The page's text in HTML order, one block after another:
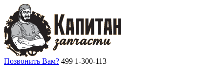
Позвонить Вам? 499 1-300-113